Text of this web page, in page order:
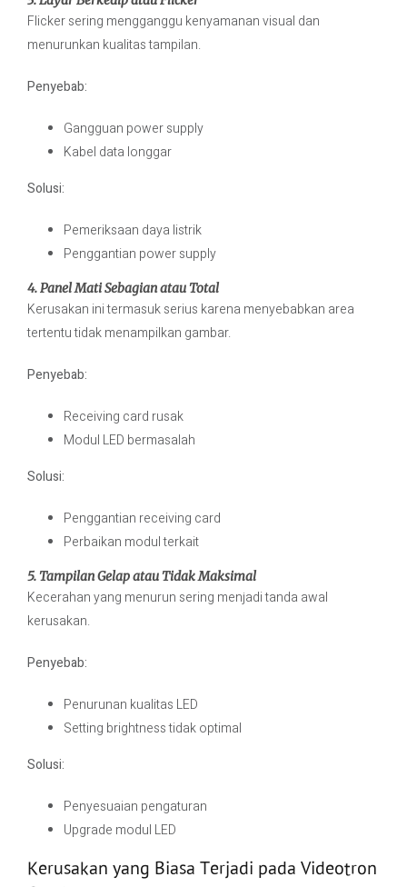
Flicker sering mengganggu kenyamanan visual dan
menurunkan kualitas tampilan.
Penyebab:
Gangguan power supply
Kabel data longgar
Solusi:
Pemeriksaan daya listrik
Penggantian power supply
4. Panel Mati Sebagian atau Total
Kerusakan ini termasuk serius karena menyebabkan area
tertentu tidak menampilkan gambar.
Penyebab:
Receiving card rusak
Modul LED bermasalah
Solusi:
Penggantian receiving card
Perbaikan modul terkait
5. Tampilan Gelap atau Tidak Maksimal
Kecerahan yang menurun sering menjadi tanda awal
kerusakan.
Penyebab:
Penurunan kualitas LED
Setting brightness tidak optimal
Solusi:
Penyesuaian pengaturan
Upgrade modul LED
Kerusakan yang Biasa Terjadi pada Videotron